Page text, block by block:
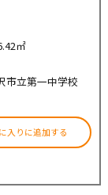
㎡
市立第一中学校
入りに追加する